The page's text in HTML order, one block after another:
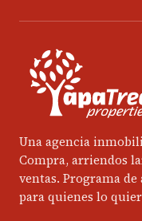
Una agencia
Compra, arriendos
ventas. Programa
para quienes lo